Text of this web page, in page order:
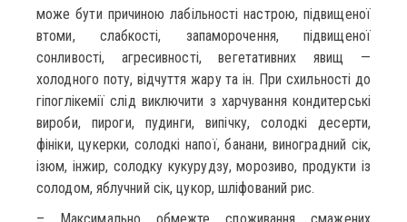
може бути причиною лабільності настрою, підвищеної
втоми, слабкості, запаморочення, підвищеної
сонливості, агресивності, вегетативних явищ —
холодного поту, відчуття жару та ін. При схильності до
гіпоглікемії слід виключити з харчування кондитерські
вироби, пироги, пудинги, випічку, солодкі десерти,
фініки, цукерки, солодкі напої, банани, виноградний сік,
ізюм, інжир, солодку кукурудзу, морозиво, продукти із
солодом, яблучний сік, цукор, шліфований рис.